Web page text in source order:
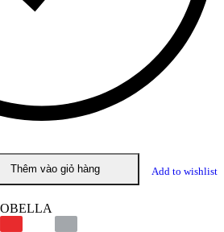
Thêm vào giỏ hàng Add to wishlist